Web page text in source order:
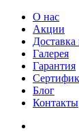
О нас
Акции
Доставка
Галерея
Гарантия
Блог
Контакты